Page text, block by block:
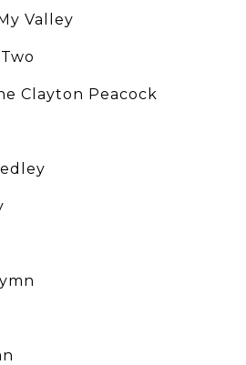
Valley
Clayton Peacock